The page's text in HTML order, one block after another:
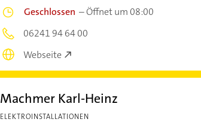
Geschlossen –Öffnet um 08:00
06241 94 64 00
Webseite
Machmer Karl-Heinz
ELEKTROINSTALLATIONEN